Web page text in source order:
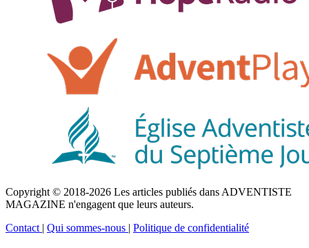
Copyright © 2018-2026 Les articles publiés dans ADVENTISTE
MAGAZINE n'engagent que leurs auteurs.
Contact | Qui sommes-nous | Politique de confidentialité